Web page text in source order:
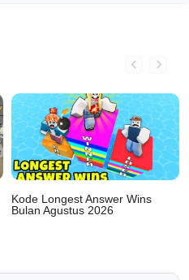
Kode Longest Answer Wins
Bulan Agustus 2026